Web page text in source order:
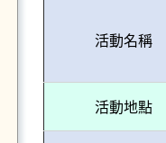
活動名稱
活動地點